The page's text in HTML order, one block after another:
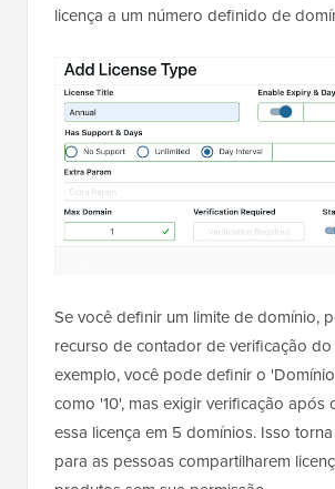
licença a um número definido de
Se você definir um limite de domínio,
recurso de contador de verificação
exemplo, você pode definir o
como '10', mas exigir verificação após
essa licença em 5 domínios. Isso
para as pessoas compartilharem